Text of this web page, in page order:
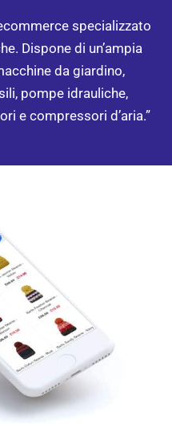
specializzato
Dispone di un’ampia
da giardino,
pompe idrauliche,
e compressori d’aria.”